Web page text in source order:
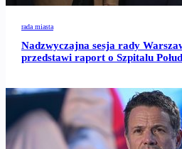
rada miasta
Nadzwyczajna sesja rady
przedstawi raport o Szpitalu